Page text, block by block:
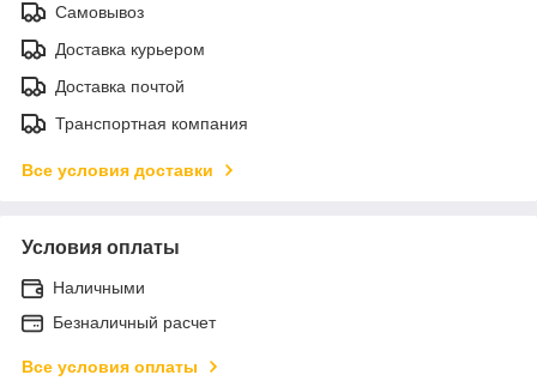
Самовывоз
Доставка курьером
Доставка почтой
Транспортная компания
Все условия доставки
Условия оплаты
Наличными
Безналичный расчет
Все условия оплаты